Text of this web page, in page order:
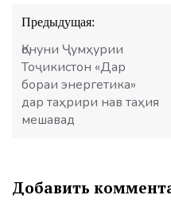
Навигация
по
записям
Предыдущая:
Қонуни Ҷумҳурии
Тоҷикистон «Дар
бораи энергетика»
дар таҳрири нав таҳия
мешавад
Добавить